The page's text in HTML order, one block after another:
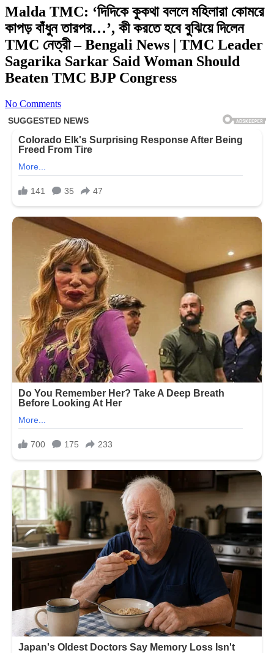
Malda TMC: ‘দিদিকে কুকথা বললে মহিলারা কোমরে
কাপড় বাঁধুন তারপর…’, কী করতে হবে বুঝিয়ে দিলেন
TMC নেত্রী – Bengali News | TMC Leader
Sagarika Sarkar Said Woman Should
Beaten TMC BJP Congress
No Comments